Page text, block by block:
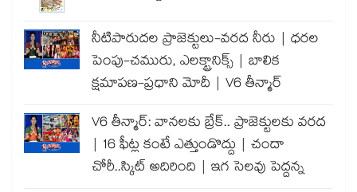
నీటిపారుదల ప్రాజెక్టులు-వరద నీరు | ధరల
పెంపు-చమురు, ఎలక్ట్రానిక్స్ | బాలిక
క్షమాపణ-ప్రధాని మోదీ | V6 తీన్మార్
V6 తీన్మార్: వానలకు బ్రేక్.. ప్రాజెక్టులకు వరద
| 16 ఫీట్ల కంటే ఎత్తుండొద్దు | చందా
చోరీ..స్కిట్ అదిరింది | ఇగ సెలవు పెద్దన్న